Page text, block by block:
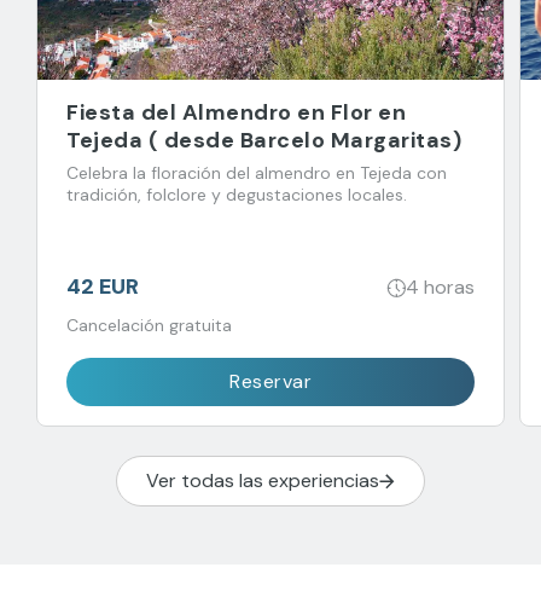
Fiesta del Almendro en Flor en
Tejeda ( desde Barcelo Margaritas)
Celebra la floración del almendro en Tejeda con
tradición, folclore y degustaciones locales.
42 EUR 4 horas
Cancelación gratuita
Reservar
Ver todas las experiencias